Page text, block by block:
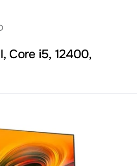
Core i5, 12400,